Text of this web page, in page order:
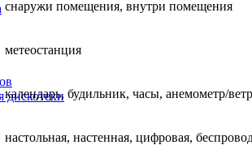
дискотеки
снаружи помещения, внутри помещения
метеостанция
календарь, будильник, часы, анемометр/
настольная, настенная, цифровая,